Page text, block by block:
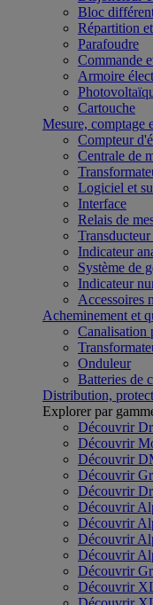
Bloc
Répartition
Parafoudre
Commande
Armoire
Cartouche
Mesure, comptage
Compteur
Centrale de
Logiciel et
Interface
Relais de
Indicateur
Système de
Indicateur
Accessoires
Acheminement et
Canalisation
Onduleur
Batteries de
Distribution,
Explorer par
Découvrir
Découvrir
Découvrir
Découvrir
Découvrir
Découvrir
Découvrir
Découvrir
Découvrir
Découvrir
Découvrir